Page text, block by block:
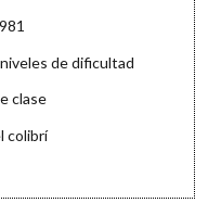
de dificultad
clase
colibrí